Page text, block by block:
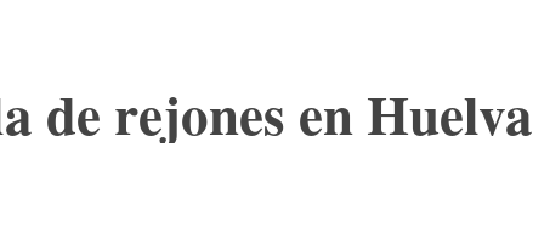
de rejones en Huelva